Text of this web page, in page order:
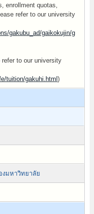
enrollment quotas,
refer to our university
gakubu_ad/gaikokujin/g
to our university
tuition/gakuhi.html )
งมหาวิทยาลัย